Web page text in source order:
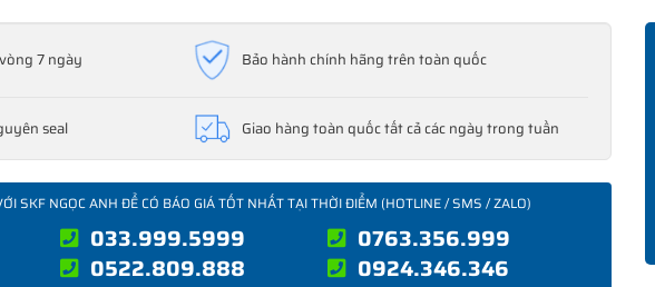
7 ngày Bảo hành chính hãng trên toàn quốc
seal Giao hàng toàn quốc tất cả các ngày trong tuần
SKF NGỌC ANH ĐỂ CÓ BÁO GIÁ TỐT NHẤT TẠI THỜI ĐIỂM (HOTLINE / SMS / ZALO)
033.999.5999
0763.356.999
0522.809.888 0924.346.346